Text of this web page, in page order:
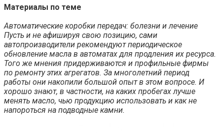
Материалы по теме
Автоматические коробки передач: болезни и лечение
Пусть и не афишируя свою позицию, сами
автопроизводители рекомендуют периодическое
обновление масла в автоматах для продления их ресурса.
Того же мнения придерживаются и профильные фирмы
по ремонту этих агрегатов. За многолетний период
работы они накопили большой опыт в этом вопросе. И
хорошо знают, в частности, на каких пробегах лучше
менять масло, чью продукцию использовать и как не
напороться на подводные камни.